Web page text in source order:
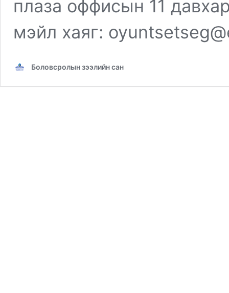
плаза оффисын 11
мэйл хаяг:
Боловсролын зээлийн сан